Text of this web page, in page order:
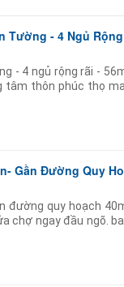
Tường - 4 Ngủ
- 4 ngủ rộng rãi -
thôn phúc thọ
Gần Đường Quy
đường quy hoạch
chợ ngay đầu ngõ.